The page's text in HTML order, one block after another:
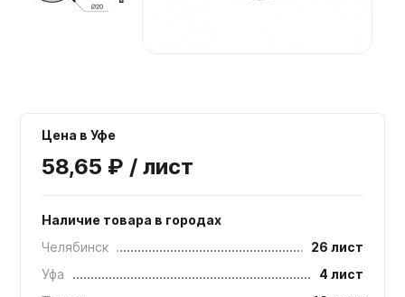
Цена в Уфе
58,65 ₽ / лист
Наличие товара в городах
Челябинск
26 лист
Уфа
4 лист